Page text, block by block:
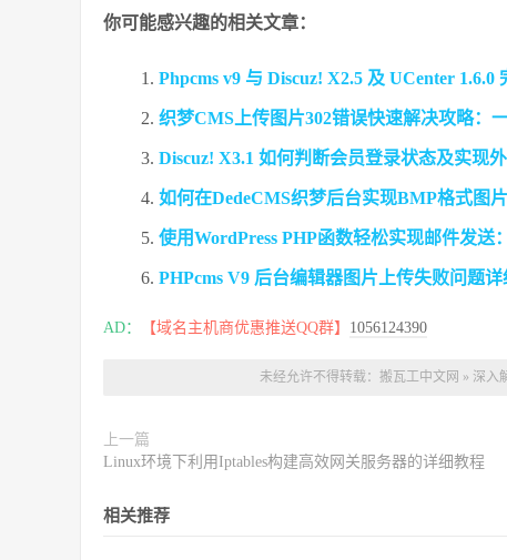
你可能感兴趣的相关文章：
Phpcms v9 与 Discuz! X2.5 及 UCenter
织梦CMS上传图片302错误快速解决攻略：
Discuz! X3.1 如何判断会员登录状态及实现
如何在DedeCMS织梦后台实现BMP格式图
使用WordPress PHP函数轻松实现邮件发送
PHPcms V9 后台编辑器图片上传失败问题
AD： 【域名主机商优惠推送QQ群】 1056124390
未经允许不得转载： 搬瓦工中文网 » 深入
上一篇
Linux环境下利用Iptables构建高效网关服务器的详细教程
相关推荐